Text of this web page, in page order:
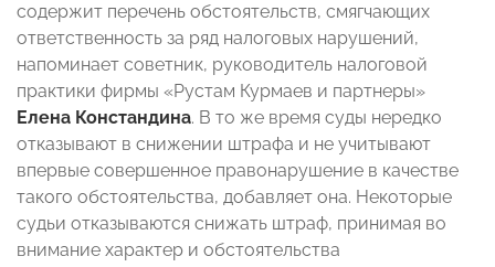
содержит перечень обстоятельств, смягчающих
ответственность за ряд налоговых нарушений,
напоминает советник, руководитель налоговой
практики фирмы «Рустам Курмаев и партнеры»
Елена Констандина. В то же время суды нередко
отказывают в снижении штрафа и не учитывают
впервые совершенное правонарушение в качестве
такого обстоятельства, добавляет она. Некоторые
судьи отказываются снижать штраф, принимая во
внимание характер и обстоятельства